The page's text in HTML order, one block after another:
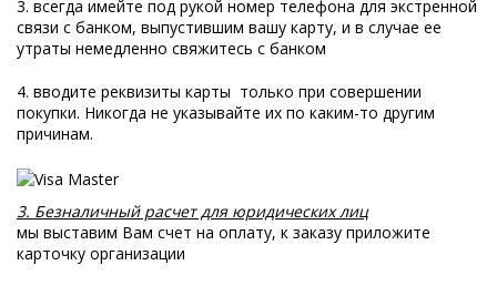
3. всегда имейте под рукой номер телефона для экстренной
связи с банком, выпустившим вашу карту, и в случае ее
утраты немедленно свяжитесь с банком
4. вводите реквизиты карты только при совершении
покупки. Никогда не указывайте их по каким-то другим
причинам.
3. Безналичный расчет для юридических лиц
мы выставим Вам счет на оплату, к заказу приложите
карточку организации